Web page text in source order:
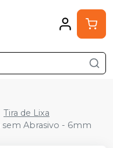
Tira de Lixa
sem Abrasivo - 6mm